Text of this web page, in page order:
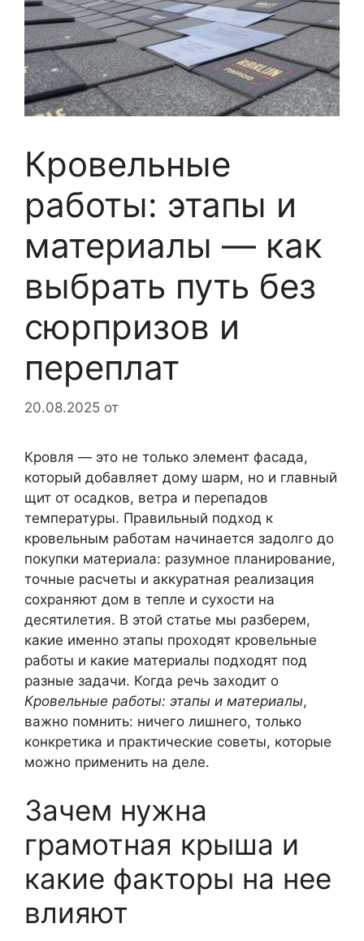
Кровельные
работы: этапы и
материалы — как
выбрать путь без
сюрпризов и
переплат
20.08.2025 от
Кровля — это не только элемент фасада,
который добавляет дому шарм, но и главный
щит от осадков, ветра и перепадов
температуры. Правильный подход к
кровельным работам начинается задолго до
покупки материала: разумное планирование,
точные расчеты и аккуратная реализация
сохраняют дом в тепле и сухости на
десятилетия. В этой статье мы разберем,
какие именно этапы проходят кровельные
работы и какие материалы подходят под
разные задачи. Когда речь заходит о
Кровельные работы: этапы и материалы,
важно помнить: ничего лишнего, только
конкретика и практические советы, которые
можно применить на деле.
Зачем нужна
грамотная крыша и
какие факторы на нее
влияют